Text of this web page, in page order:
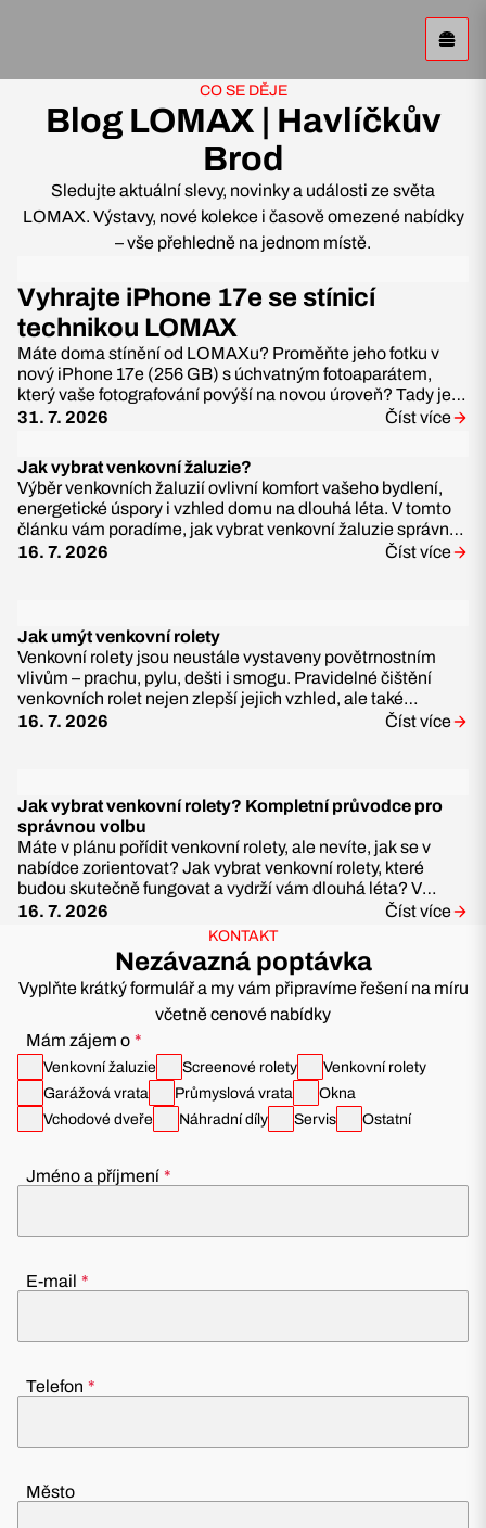
CO SE DĚJE
Blog LOMAX | Havlíčkův
Brod
Sledujte aktuální slevy, novinky a události ze světa
LOMAX. Výstavy, nové kolekce i časově omezené nabídky
– vše přehledně na jednom místě.
Vyhrajte iPhone 17e se stínicí
technikou LOMAX
Máte doma stínění od LOMAXu? Proměňte jeho fotku v
nový iPhone 17e (256 GB) s úchvatným fotoaparátem,
který vaše fotografování povýší na novou úroveň? Tady je
vaše šance! Jsme na lovu těch nejlepších
31. 7. 2026 Číst více
Jak vybrat venkovní žaluzie?
Výběr venkovních žaluzií ovlivní komfort vašeho bydlení,
energetické úspory i vzhled domu na dlouhá léta. V tomto
článku vám poradíme, jak vybrat venkovní žaluzie správně,
na co se zaměřit a jakým
16. 7. 2026 Číst více
Jak umýt venkovní rolety
Venkovní rolety jsou neustále vystaveny povětrnostním
vlivům – prachu, pylu, dešti i smogu. Pravidelné čištění
venkovních rolet nejen zlepší jejich vzhled, ale také
prodlouží jejich životnost a
16. 7. 2026 Číst více
Jak vybrat venkovní rolety? Kompletní průvodce pro
správnou volbu
Máte v plánu pořídit venkovní rolety, ale nevíte, jak se v
nabídce zorientovat? Jak vybrat venkovní rolety, které
budou skutečně fungovat a vydrží vám dlouhá léta? V
tomto článku se dozvíte vše
16. 7. 2026 Číst více
KONTAKT
Nezávazná poptávka
Vyplňte krátký formulář a my vám připravíme řešení na míru
včetně cenové nabídky
Mám zájem o
Venkovní žaluzie Screenové rolety
Venkovní rolety
Garážová vrata
Průmyslová vrata
Okna
Vchodové dveře
Náhradní díly Servis Ostatní
Jméno a příjmení
E-mail
Telefon
Město